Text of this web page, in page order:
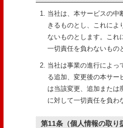
当社は、本サービスの中
きるものとし、これによ
ないものとします。これ
一切責任を負わないもの
当社は事業の進行によっ
る追加、変更後の本サー
は当該変更、追加または
に対して一切責任を負わ
第11条（個人情報の取り